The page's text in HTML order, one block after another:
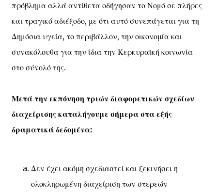
πρόβλημα αλλά αντίθετα οδήγησαν το Νομό σε πλήρες
και τραγικό αδιέξοδο, με ότι αυτό συνεπάγεται για τη
Δημόσια υγεία, το περιβάλλον, την οικονομία και
συνακόλουθα για την ίδια την Κερκυραϊκή κοινωνία
στο σύνολό της.
Μετά την εκπόνηση τριών διαφορετικών σχεδίων
διαχείρισης καταλήγουμε σήμερα στα εξής
δραματικά δεδομένα:
Δεν έχει ακόμη σχεδιαστεί και ξεκινήσει η
ολοκληρωμένη διαχείριση των στερεών